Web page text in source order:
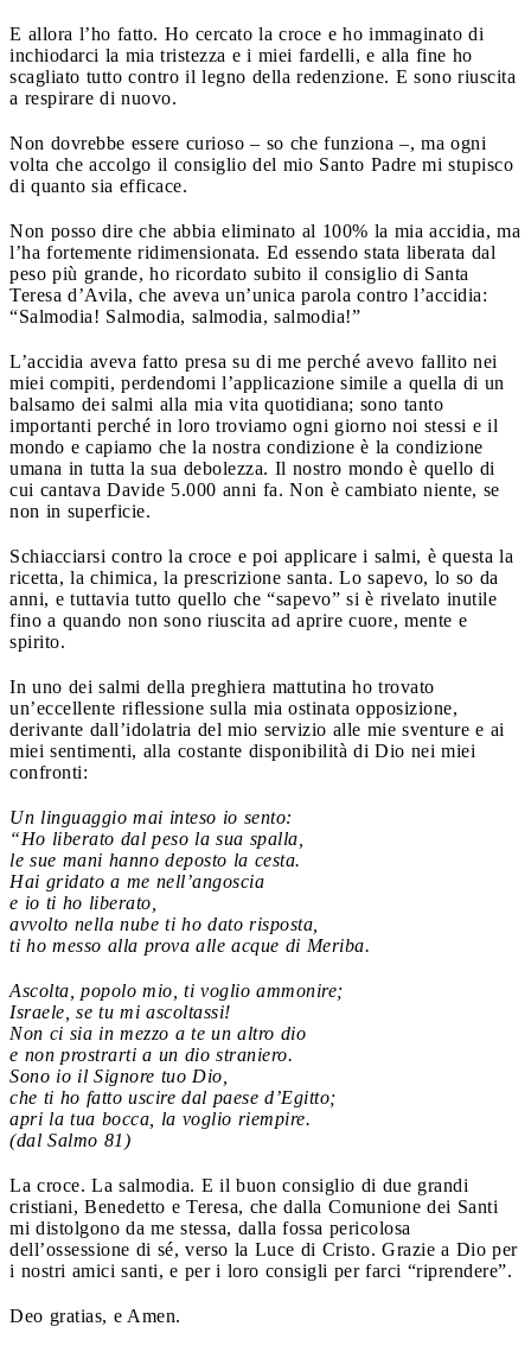
E allora l’ho fatto. Ho cercato la croce e ho immaginato di
inchiodarci la mia tristezza e i miei fardelli, e alla fine ho
scagliato tutto contro il legno della redenzione. E sono riuscita
a respirare di nuovo.
Non dovrebbe essere curioso – so che funziona –, ma ogni
volta che accolgo il consiglio del mio Santo Padre mi stupisco
di quanto sia efficace.
Non posso dire che abbia eliminato al 100% la mia accidia, ma
l’ha fortemente ridimensionata. Ed essendo stata liberata dal
peso più grande, ho ricordato subito il consiglio di Santa
Teresa d’Avila, che aveva un’unica parola contro l’accidia:
“Salmodia! Salmodia, salmodia, salmodia!”
L’accidia aveva fatto presa su di me perché avevo fallito nei
miei compiti, perdendomi l’applicazione simile a quella di un
balsamo dei salmi alla mia vita quotidiana; sono tanto
importanti perché in loro troviamo ogni giorno noi stessi e il
mondo e capiamo che la nostra condizione è la condizione
umana in tutta la sua debolezza. Il nostro mondo è quello di
cui cantava Davide 5.000 anni fa. Non è cambiato niente, se
non in superficie.
Schiacciarsi contro la croce e poi applicare i salmi, è questa la
ricetta, la chimica, la prescrizione santa. Lo sapevo, lo so da
anni, e tuttavia tutto quello che “sapevo” si è rivelato inutile
fino a quando non sono riuscita ad aprire cuore, mente e
spirito.
In uno dei salmi della preghiera mattutina ho trovato
un’eccellente riflessione sulla mia ostinata opposizione,
derivante dall’idolatria del mio servizio alle mie sventure e ai
miei sentimenti, alla costante disponibilità di Dio nei miei
confronti:
Un linguaggio mai inteso io sento:
“Ho liberato dal peso la sua spalla,
le sue mani hanno deposto la cesta.
Hai gridato a me nell’angoscia
e io ti ho liberato,
avvolto nella nube ti ho dato risposta,
ti ho messo alla prova alle acque di Meriba.
Ascolta, popolo mio, ti voglio ammonire;
Israele, se tu mi ascoltassi!
Non ci sia in mezzo a te un altro dio
e non prostrarti a un dio straniero.
Sono io il Signore tuo Dio,
che ti ho fatto uscire dal paese d’Egitto;
apri la tua bocca, la voglio riempire.
(dal Salmo 81)
La croce. La salmodia. E il buon consiglio di due grandi
cristiani, Benedetto e Teresa, che dalla Comunione dei Santi
mi distolgono da me stessa, dalla fossa pericolosa
dell’ossessione di sé, verso la Luce di Cristo. Grazie a Dio per
i nostri amici santi, e per i loro consigli per farci “riprendere”.
Deo gratias, e Amen.